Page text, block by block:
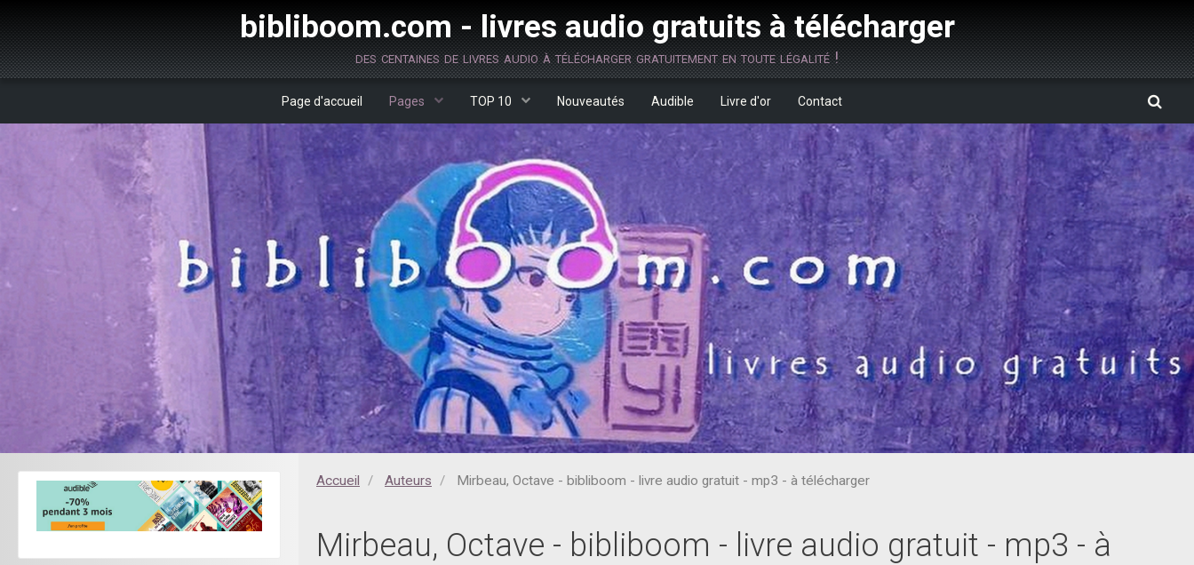
bibliboom.com - livres audio gratuits à télécharger
des centaines de livres audio à télécharger gratuitement en toute légalité !
Page d'accueil Pages TOP 10 Nouveautés Audible Livre d'or Contact
Accueil Auteurs Mirbeau, Octave - bibliboom - livre audio gratuit - mp3 - à télécharger
Mirbeau, Octave - bibliboom - livre audio gratuit - mp3 - à